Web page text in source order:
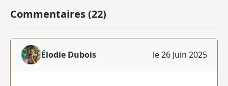
Commentaires (22)
Élodie Dubois le 26 Juin 2025